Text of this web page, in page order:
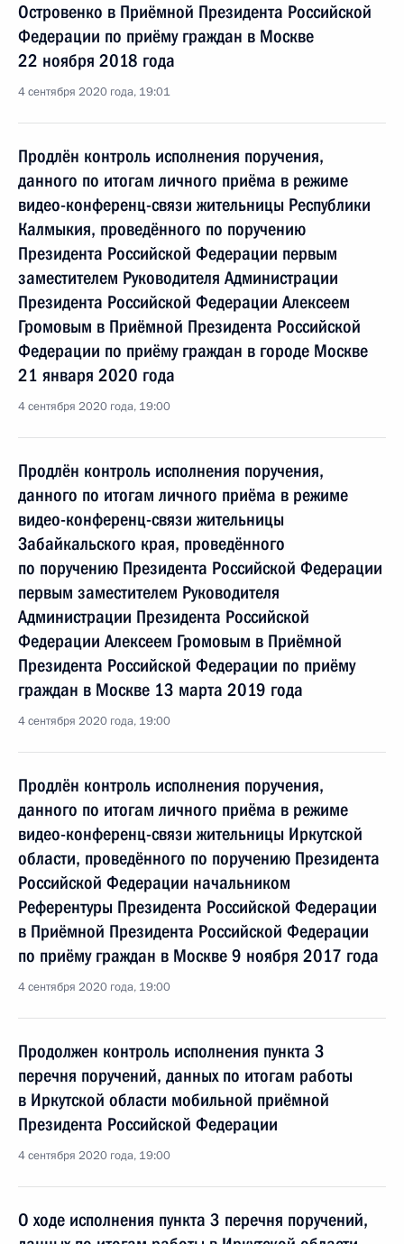
Островенко в Приёмной Президента Российской
Федерации по приёму граждан в Москве
22 ноября 2018 года
4 сентября 2020 года, 19:01
Продлён контроль исполнения поручения,
данного по итогам личного приёма в режиме
видео-конференц-связи жительницы Республики
Калмыкия, проведённого по поручению
Президента Российской Федерации первым
заместителем Руководителя Администрации
Президента Российской Федерации Алексеем
Громовым в Приёмной Президента Российской
Федерации по приёму граждан в городе Москве
21 января 2020 года
4 сентября 2020 года, 19:00
Продлён контроль исполнения поручения,
данного по итогам личного приёма в режиме
видео-конференц-связи жительницы
Забайкальского края, проведённого
по поручению Президента Российской Федерации
первым заместителем Руководителя
Администрации Президента Российской
Федерации Алексеем Громовым в Приёмной
Президента Российской Федерации по приёму
граждан в Москве 13 марта 2019 года
4 сентября 2020 года, 19:00
Продлён контроль исполнения поручения,
данного по итогам личного приёма в режиме
видео-конференц-связи жительницы Иркутской
области, проведённого по поручению Президента
Российской Федерации начальником
Референтуры Президента Российской Федерации
в Приёмной Президента Российской Федерации
по приёму граждан в Москве 9 ноября 2017 года
4 сентября 2020 года, 19:00
Продолжен контроль исполнения пункта 3
перечня поручений, данных по итогам работы
в Иркутской области мобильной приёмной
Президента Российской Федерации
4 сентября 2020 года, 19:00
О ходе исполнения пункта 3 перечня поручений,